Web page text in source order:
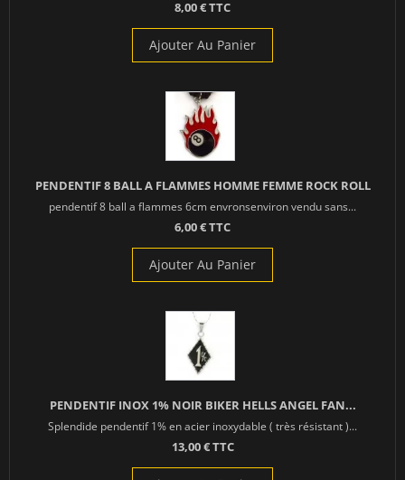
8,00 € TTC
Ajouter Au Panier
PENDENTIF 8 BALL A FLAMMES HOMME FEMME ROCK ROLL
pendentif 8 ball a flammes 6cm envronsenviron vendu sans...
6,00 € TTC
Ajouter Au Panier
PENDENTIF INOX 1% NOIR BIKER HELLS ANGEL FAN...
Splendide pendentif 1% en acier inoxydable ( très résistant )...
13,00 € TTC